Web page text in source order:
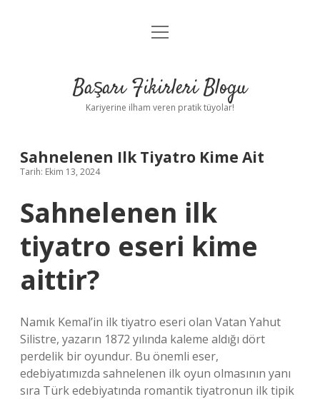
Anasayfa
Yasal Uyarı
menüyü
Başarı Fikirleri Blogu
Kariyerine ilham veren pratik tüyolar!
Sahnelenen Ilk Tiyatro Kime Ait
Tarih: Ekim 13, 2024
Sahnelenen ilk
tiyatro eseri kime
aittir?
Namık Kemal’in ilk tiyatro eseri olan Vatan Yahut
Silistre, yazarın 1872 yılında kaleme aldığı dört
perdelik bir oyundur. Bu önemli eser,
edebiyatımızda sahnelenen ilk oyun olmasının yanı
sıra Türk edebiyatında romantik tiyatronun ilk tipik